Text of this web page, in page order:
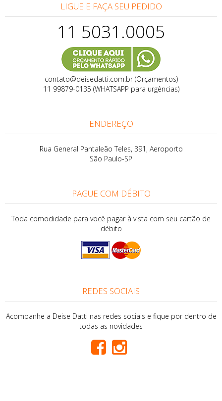
LIGUE E FAÇA SEU PEDIDO
11 5031.0005
contato@deisedatti.com.br (Orçamentos)
11 99879-0135 (WHATSAPP para urgências)
ENDEREÇO
Rua General Pantaleão Teles, 391, Aeroporto
São Paulo-SP
PAGUE COM DÉBITO
Toda comodidade para você pagar à vista com seu cartão de
débito
REDES SOCIAIS
Acompanhe a Deise Datti nas redes sociais e fique por dentro de
todas as novidades